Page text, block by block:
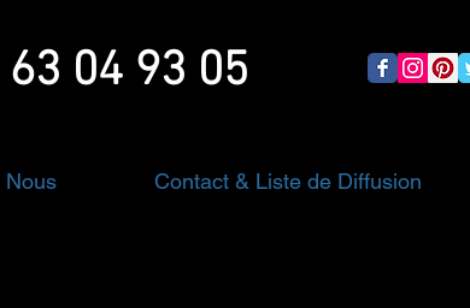
63 04 93 05
Nous Contact & Liste de Diffusion